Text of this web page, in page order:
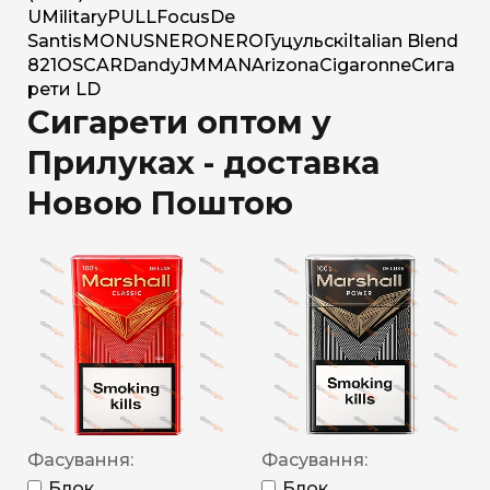
U MilitaryPULLFocus De
Santis MONUSNERO NERO Гуцульскі Italian Blend
821 OSCAR DandyJM MANArizonaCigaronneСига
рети LD
Сигарети оптом у
Прилуках - доставка
Новою Поштою
Фасування:
Фасування: